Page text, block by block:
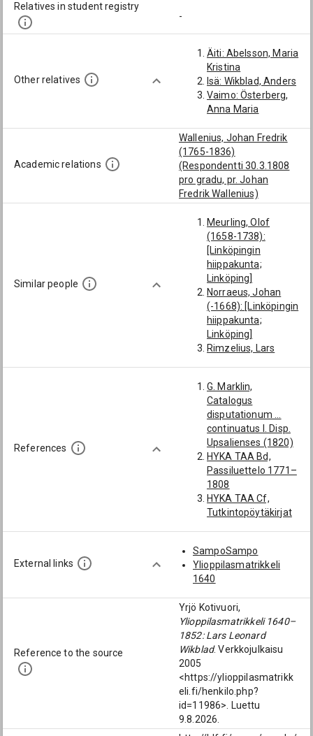
Relatives in student registry
-
Other relatives
Äiti: Abelsson, Maria
Kristina
Isä: Wikblad, Anders
Vaimo: Österberg,
Anna Maria
Academic relations
Wallenius, Johan Fredrik
(1765-1836)
(Respondentti 30.3.1808
pro gradu, pr. Johan
Fredrik Wallenius)
Similar people
Meurling, Olof
(1658-1738):
[Linköpingin
hiippakunta;
Linköping]
Norraeus, Johan
(-1668): [Linköpingin
hiippakunta;
Linköping]
Rimzelius, Lars
Linköping]
Seminander, Lars
(-1668):
[komministeri;
Linköpingin
hiippakunta;
Linköping]
Björling, Håkan
(1668-1748):
[Linköpingin
hiippakunta;
Söderköping;
Åtvidaberg; Åtvid]
Frostenius, Petter
(1617-1668):
[komministeri;
Linköpingin
hiippakunta;
Linköping;
References
G. Marklin,
Catalogus
disputationum ...
continuatus I. Disp.
Upsalienses (1820)
HYKA TAA Bd,
Passiluettelo 1771–
1808
HYKA TAA Cf,
Tutkintopöytäkirjat
Konsistorin
registratuura 1808
J. Vallinkoski, Turun
akatemian
väitöskirjat 1642–
1828. HYKJ 30
(1962–66)
J. Westerlund (†), J.
Meurling, Linköpings
stifts herdaminne
IV:1–2 (1920–33)
K. G. Odén,
External links
SampoSampo
Ylioppilasmatrikkeli
1640
Reference to the source
Yrjö Kotivuori,
Ylioppilasmatrikkeli 1640–
1852: Lars Leonard
Wikblad. Verkkojulkaisu
2005
<https://ylioppilasmatrikk
eli.fi/henkilo.php?
id=11986>. Luettu
9.8.2026.